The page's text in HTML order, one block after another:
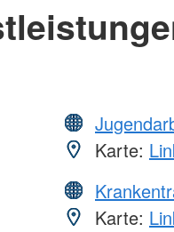
Karte:
Karte: